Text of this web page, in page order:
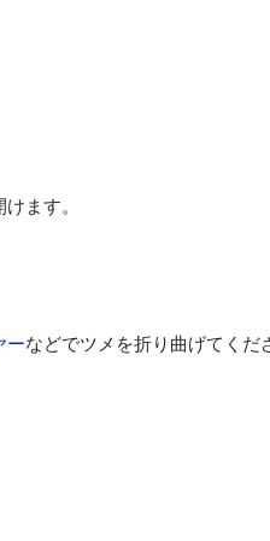
ます。
ーなどでツメを折り曲げてくだ